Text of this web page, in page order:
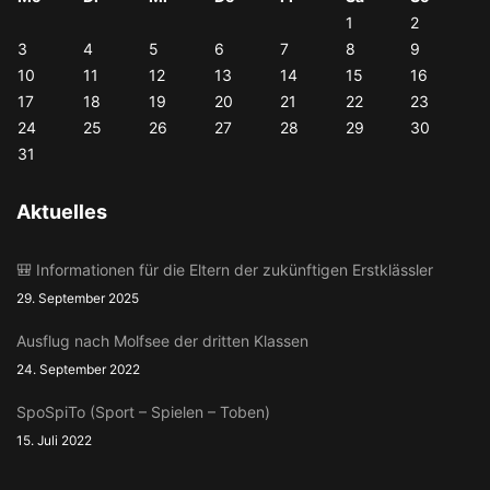
1
2
3
4 5 6 7 8
9
10
11 12 13 14 15
16
17
18 19 20 21 22
23
24
25 26 27 28 29
30
31
Aktuelles
🎒 Informationen für die Eltern der zukünftigen Erstklässler
29. September 2025
Ausflug nach Molfsee der dritten Klassen
24. September 2022
SpoSpiTo (Sport – Spielen – Toben)
15. Juli 2022